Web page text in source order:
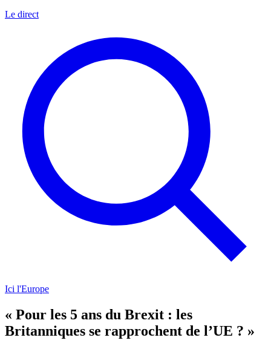
Le direct
Ici l'Europe
« Pour les 5 ans du Brexit : les
Britanniques se rapprochent de l’UE ? »